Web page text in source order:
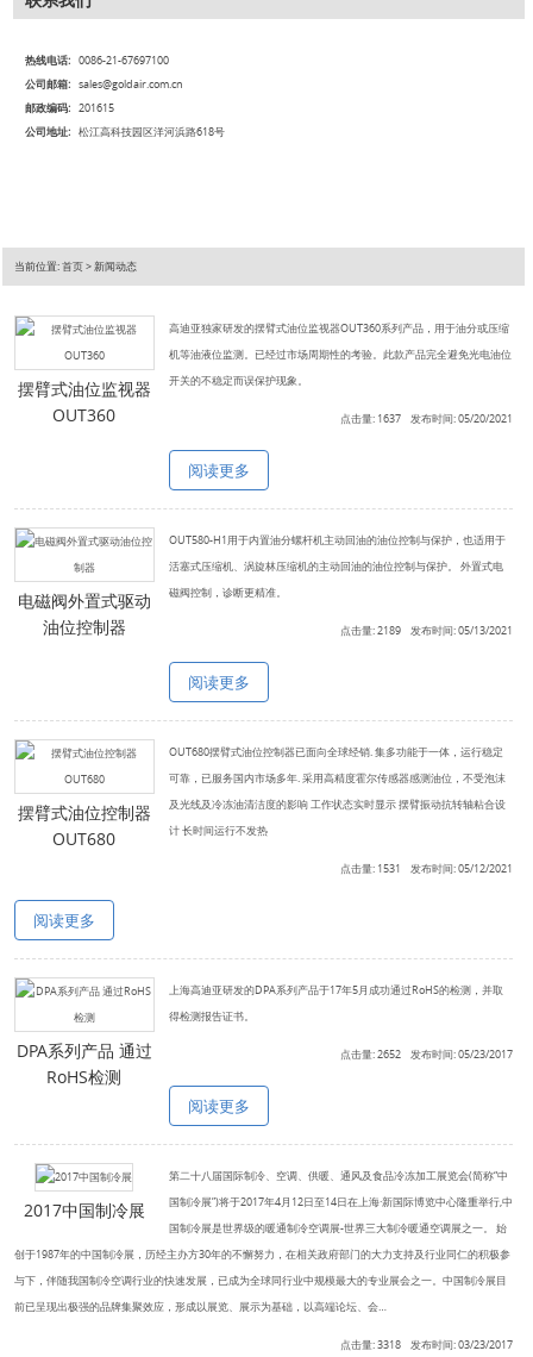
热线电话: 0086-21-67697100
公司邮箱: sales@goldair.com.cn
邮政编码: 201615
公司地址: 松江高科技园区洋河浜路618号
当前位置:首页> 新闻动态
摆臂式油位监视器
OUT360
高迪亚独家研发的摆臂式油位监视器OUT360系列产品，用于油分或压缩
机等油液位监测。已经过市场周期性的考验。此款产品完全避免光电油位
开关的不稳定而误保护现象。
点击量: 1637 发布时间: 05/20/2021
阅读更多
电磁阀外置式驱动
油位控制器
OUT580-H1用于内置油分螺杆机主动回油的油位控制与保护，也适用于
活塞式压缩机、涡旋林压缩机的主动回油的油位控制与保护。 外置式电
磁阀控制，诊断更精准。
点击量: 2189 发布时间: 05/13/2021
阅读更多
摆臂式油位控制器
OUT680
OUT680摆臂式油位控制器已面向全球经销. 集多功能于一体，运行稳定
可靠，已服务国内市场多年. 采用高精度霍尔传感器感测油位，不受泡沫
及光线及冷冻油清洁度的影响 工作状态实时显示 摆臂振动抗转轴粘合设
计 长时间运行不发热
点击量: 1531 发布时间: 05/12/2021
阅读更多
DPA系列产品 通过
RoHS检测
上海高迪亚研发的DPA系列产品于17年5月成功通过RoHS的检测，并取
得检测报告证书。
点击量: 2652 发布时间: 05/23/2017
阅读更多
2017中国制冷展
第二十八届国际制冷、空调、供暖、通风及食品冷冻加工展览会(简称“中
国制冷展”)将于2017年4月12日至14日在上海·新国际博览中心隆重举行,中
国制冷展是世界级的暖通制冷空调展-世界三大制冷暖通空调展之一。 始
创于1987年的中国制冷展，历经主办方30年的不懈努力，在相关政府部门的大力支持及行业同仁的积极参
与下，伴随我国制冷空调行业的快速发展，已成为全球同行业中规模最大的专业展会之一。中国制冷展目
前已呈现出极强的品牌集聚效应，形成以展览、展示为基础，以高端论坛、会…
点击量: 3318 发布时间: 03/23/2017